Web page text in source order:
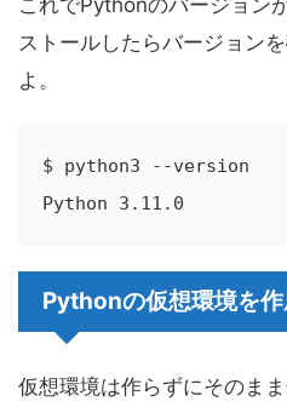
ストールしたらバージョン
よ。
$ python3 --version
Python 3.11.0
Pythonの仮想環境を作
仮想環境は作らずにそのま